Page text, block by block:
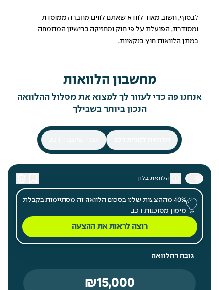
לבסוף, חשוב מאוד לוודא שאתם לווים מחברה ממוסדת
ומסודרת, הפועלת על פי חוק ומחזיקה ברישיון המתמחה
במתן הלוואות חוץ בנקאיות.
מחשבון הלוואות
אנחנו פה כדי לעזור לך למצוא את מסלול ההלוואה
הנכון ביותר בשבילך
הלוואת בלון
40% מההצעות שלנו בסכום הלוואה זה מסתיימות בקבלת
מימון מסוכנות רכב
רוצה לראות את ההצעה
גובה ההלוואה